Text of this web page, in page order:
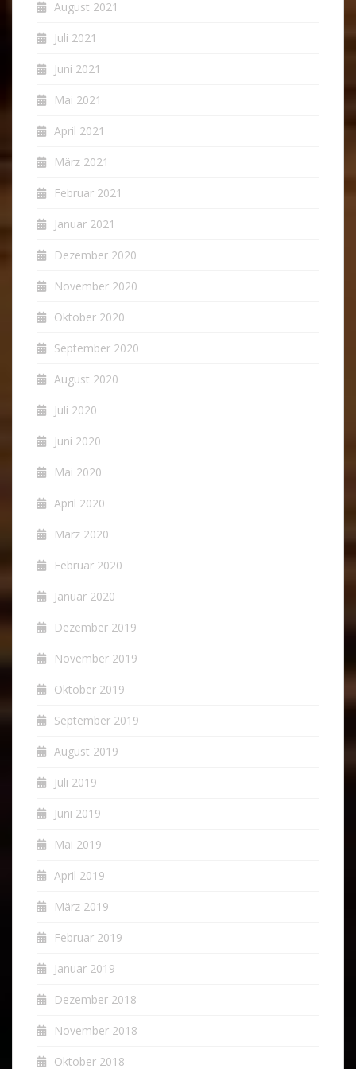
August 2021
Juli 2021
Juni 2021
Mai 2021
April 2021
März 2021
Februar 2021
Januar 2021
Dezember 2020
November 2020
Oktober 2020
September 2020
August 2020
Juli 2020
Juni 2020
Mai 2020
April 2020
März 2020
Februar 2020
Januar 2020
Dezember 2019
November 2019
Oktober 2019
September 2019
August 2019
Juli 2019
Juni 2019
Mai 2019
April 2019
März 2019
Februar 2019
Januar 2019
Dezember 2018
November 2018
Oktober 2018